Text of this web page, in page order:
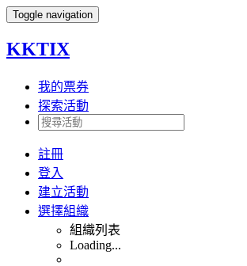
Toggle navigation
KKTIX
我的票券
探索活動
註冊
登入
建立活動
選擇組織
組織列表
Loading...